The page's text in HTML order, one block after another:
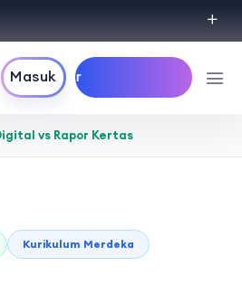
Masuk
vs Rapor Kertas
Kurikulum Merdeka